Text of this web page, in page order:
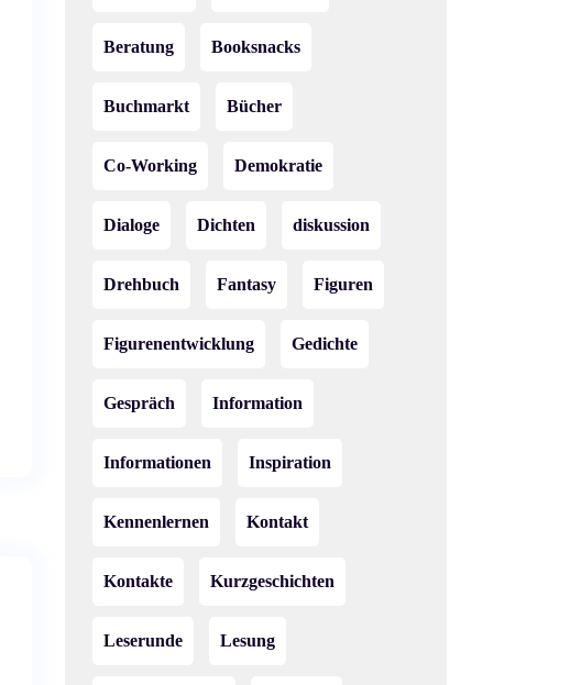
Beratung Booksnacks
Buchmarkt Bücher
Co-Working Demokratie
Dialoge Dichten diskussion
Drehbuch Fantasy Figuren
Figurenentwicklung Gedichte
Gespräch Information
Informationen Inspiration
Kennenlernen Kontakt
Kontakte Kurzgeschichten
Leserunde Lesung